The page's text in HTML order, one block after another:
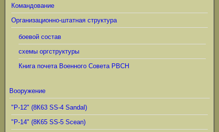
Командование
Организационно-штатная структура
боевой состав
схемы оргструктуры
Книга почета Военного Совета РВСН
Вооружение
"Р-12" (8К63 SS-4 Sandal)
"Р-14" (8К65 SS-5 Scean)